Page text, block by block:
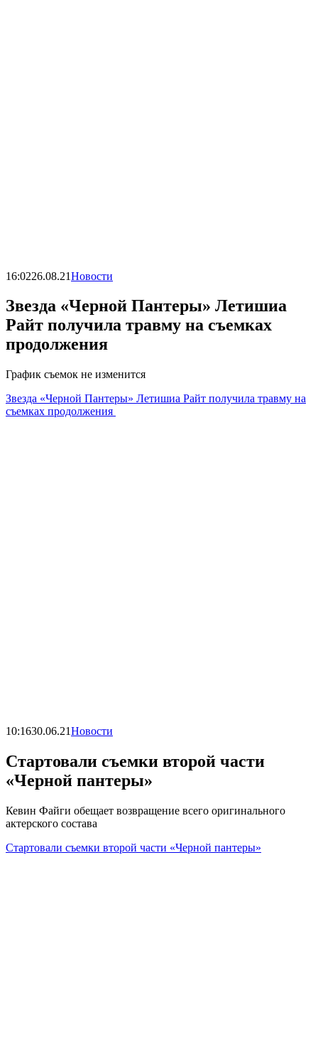
16:0226.08.21Новости
Звезда «Черной Пантеры» Летишиа
Райт получила травму на съемках
продолжения
График съемок не изменится
Звезда «Черной Пантеры» Летишиа Райт получила травму на
съемках продолжения
10:1630.06.21Новости
Стартовали съемки второй части
«Черной пантеры»
Кевин Файги обещает возвращение всего оригинального
актерского состава
Стартовали съемки второй части «Черной пантеры»